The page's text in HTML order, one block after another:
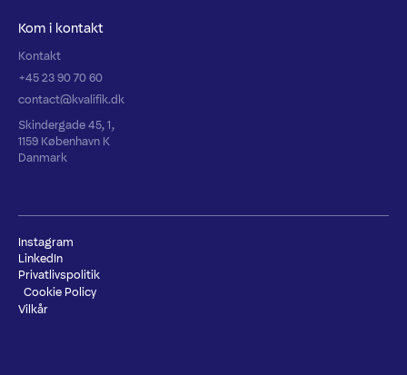
Kom i kontakt
Kontakt
+45 23 90 70 60
contact@kvalifik.dk
Skindergade 45, 1,
1159 København K
Danmark
Privatlivspolitik
Cookie Policy
Vilkår
Instagram
LinkedIn